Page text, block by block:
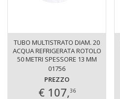
TUBO MULTISTRATO DIAM. 20
ACQUA REFRIGERATA ROTOLO
50 METRI SPESSORE 13 MM
01756
PREZZO
€ 107,36